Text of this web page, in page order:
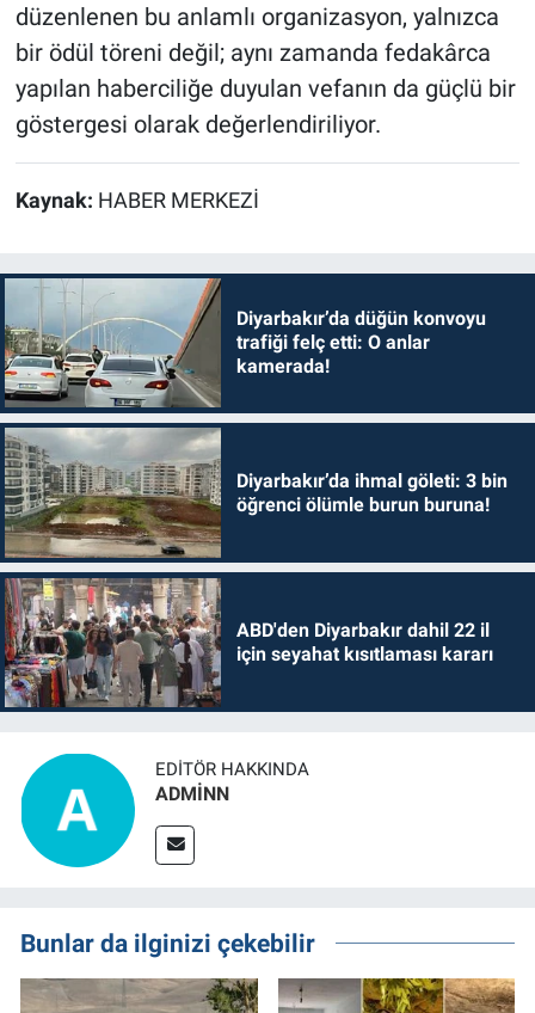
düzenlenen bu anlamlı organizasyon, yalnızca
bir ödül töreni değil; aynı zamanda fedakârca
yapılan haberciliğe duyulan vefanın da güçlü bir
göstergesi olarak değerlendiriliyor.
Kaynak: HABER MERKEZİ
Diyarbakır’da düğün konvoyu
trafiği felç etti: O anlar
kamerada!
Diyarbakır’da ihmal göleti: 3 bin
öğrenci ölümle burun buruna!
ABD'den Diyarbakır dahil 22 il
için seyahat kısıtlaması kararı
EDITÖR HAKKINDA
ADMİNN
Bunlar da ilginizi çekebilir